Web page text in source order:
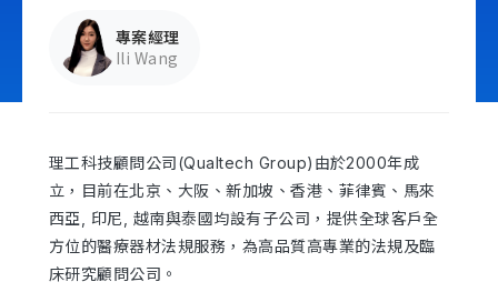
數位成長與技術專欄
立即諮詢
專案經理
Ili Wang
理工科技顧問公司(Qualtech Group)由於2000年成
立，目前在北京、大阪、新加坡、香港、菲律賓、馬來
西亞, 印尼, 越南與泰國均設有子公司，提供全球客戶全
方位的醫療器材法規服務，為高品質高專業的法規及臨
床研究顧問公司。